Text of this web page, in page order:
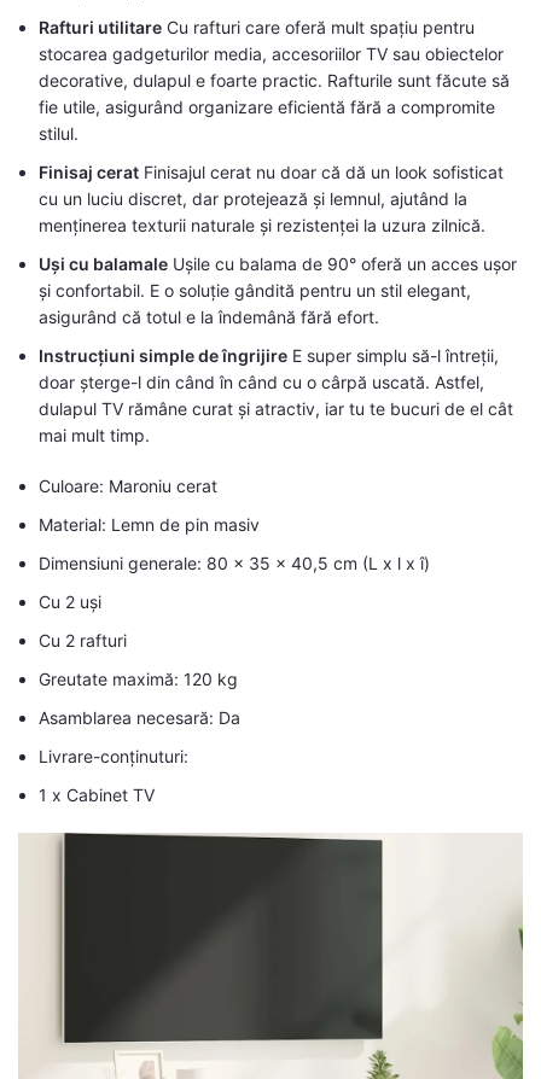
Rafturi utilitare Cu rafturi care oferă mult spațiu pentru
stocarea gadgeturilor media, accesoriilor TV sau obiectelor
decorative, dulapul e foarte practic. Rafturile sunt făcute să
fie utile, asigurând organizare eficientă fără a compromite
stilul.
Finisaj cerat Finisajul cerat nu doar că dă un look sofisticat
cu un luciu discret, dar protejează și lemnul, ajutând la
menținerea texturii naturale și rezistenței la uzura zilnică.
Uși cu balamale Ușile cu balama de 90° oferă un acces ușor
și confortabil. E o soluție gândită pentru un stil elegant,
asigurând că totul e la îndemână fără efort.
Instrucțiuni simple de îngrijire E super simplu să-l întreții,
doar șterge-l din când în când cu o cârpă uscată. Astfel,
dulapul TV rămâne curat și atractiv, iar tu te bucuri de el cât
mai mult timp.
Culoare: Maroniu cerat
Material: Lemn de pin masiv
Dimensiuni generale: 80 x 35 x 40,5 cm (L x l x î)
Cu 2 uși
Cu 2 rafturi
Greutate maximă: 120 kg
Asamblarea necesară: Da
Livrare-conținuturi:
1 x Cabinet TV